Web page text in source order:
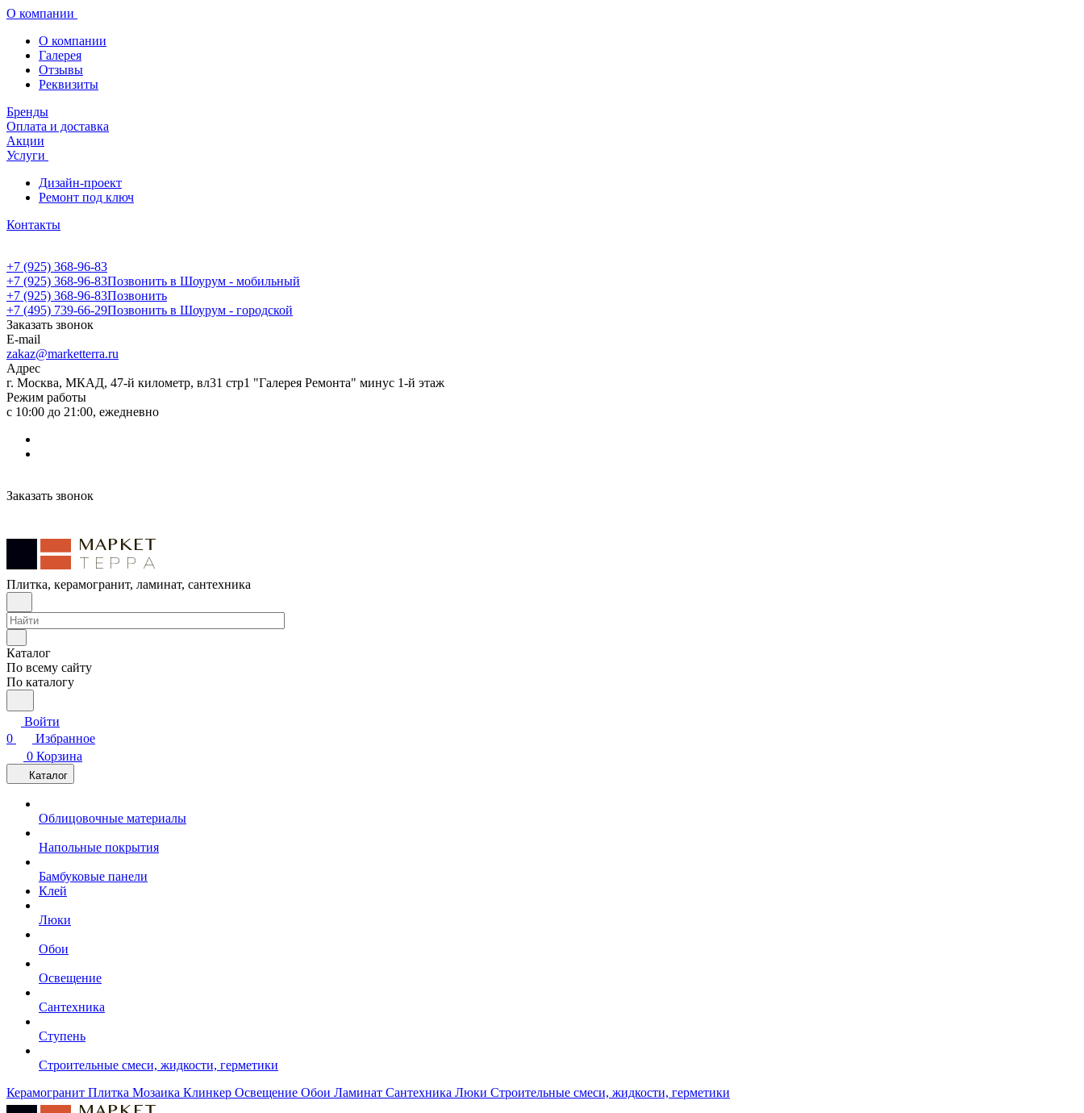
О компании
О компании
Галерея
Отзывы
Реквизиты
Бренды
Оплата и доставка
Акции
Услуги
Дизайн-проект
Ремонт под ключ
Контакты
+7 (925) 368-96-83
+7 (925) 368-96-83Позвонить в Шоурум - мобильный
+7 (925) 368-96-83Позвонить
+7 (495) 739-66-29Позвонить в Шоурум - городской
Заказать звонок
E-mail
zakaz@marketterra.ru
Адрес
г. Москва, МКАД, 47-й километр, вл31 стр1 "Галерея Ремонта" минус 1-й этаж
Режим работы
с 10:00 до 21:00, ежедневно
Заказать звонок
Плитка, керамогранит, ламинат, сантехника
Каталог
По всему сайту
По каталогу
Войти
0
Избранное
0 Корзина
Каталог
Облицовочные материалы
Напольные покрытия
Бамбуковые панели
Клей
Люки
Обои
Освещение
Сантехника
Ступень
Строительные смеси, жидкости, герметики
Керамогранит Плитка Мозаика Клинкер Освещение Обои Ламинат Сантехника Люки Строительные смеси, жидкости, герметики